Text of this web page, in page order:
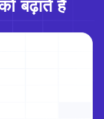
बढ़ाते हैं